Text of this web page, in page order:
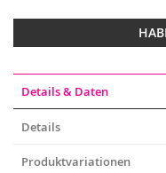
Details & Daten
Details
Produktvariationen